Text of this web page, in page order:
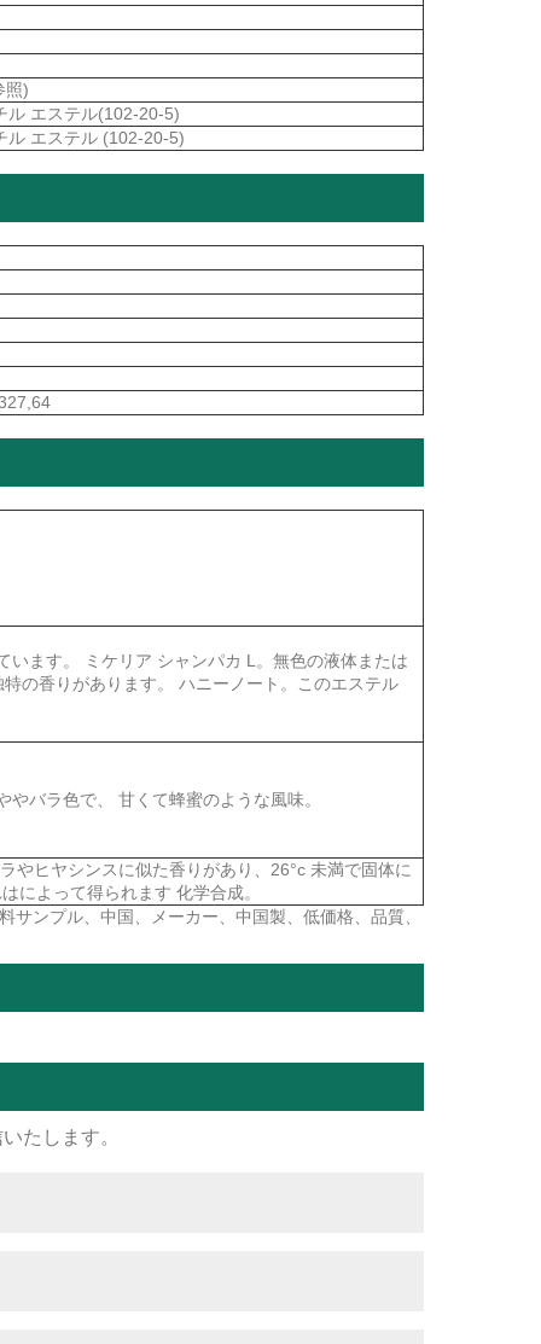
照)
ル エステル(102-20-5)
ル エステル (102-20-5)
ます。 ミケリア シャンパカ L。無色の液体または
の香りがあります。 ハニーノート。このエステル
バラ色で、 甘くて蜂蜜のような風味。
やヒヤシンスに似た香りがあり、26°c 未満で固体に
によって得られます 化学合成。
ンプル、中国、メーカー、中国製、低価格、品質、
たします。